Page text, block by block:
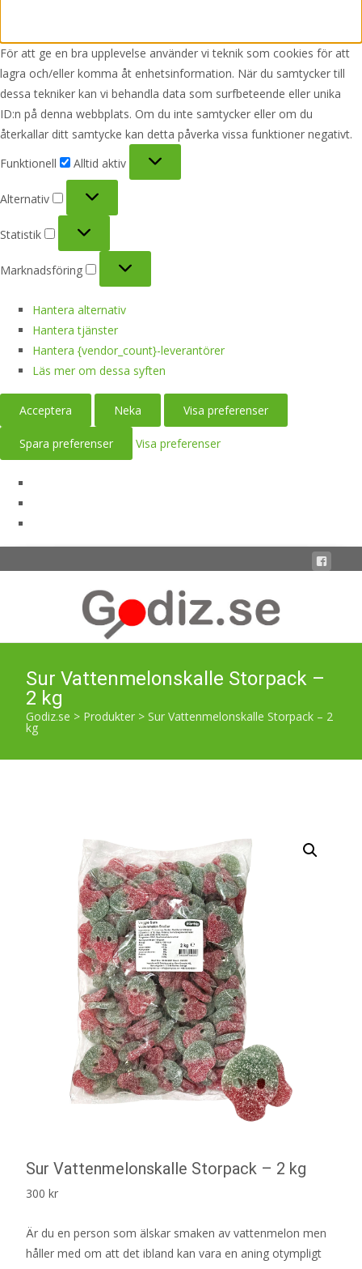
För att ge en bra upplevelse använder vi teknik som cookies för att
lagra och/eller komma åt enhetsinformation. När du samtycker till
dessa tekniker kan vi behandla data som surfbeteende eller unika
ID:n på denna webbplats. Om du inte samtycker eller om du
återkallar ditt samtycke kan detta påverka vissa funktioner negativt.
Funktionell
Alltid aktiv
Alternativ
Statistik
Marknadsföring
Hantera alternativ
Hantera tjänster
Hantera {vendor_count}-leverantörer
Läs mer om dessa syften
Acceptera Neka Visa preferenser
Spara preferenser Visa preferenser
Sur Vattenmelonskalle Storpack –
2 kg
Godiz.se > Produkter > Sur Vattenmelonskalle Storpack – 2
kg
Sur Vattenmelonskalle Storpack – 2 kg
300 kr
Är du en person som älskar smaken av vattenmelon men
håller med om att det ibland kan vara en aning otympligt